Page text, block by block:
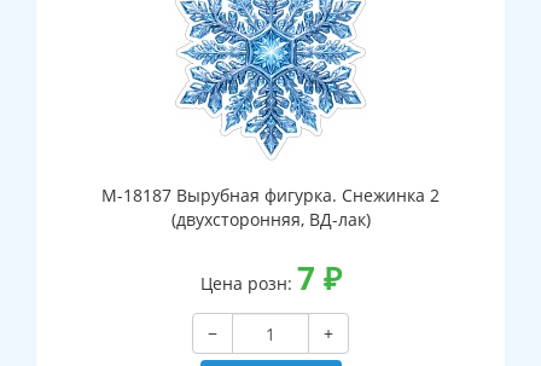
М-18187 Вырубная фигурка. Снежинка 2
(двухсторонняя, ВД-лак)
Цена розн: 7 ₽
−
+